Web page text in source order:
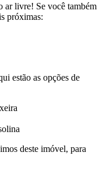
ar livre! Se você também
próximas:
estão as opções de
deste imóvel, para